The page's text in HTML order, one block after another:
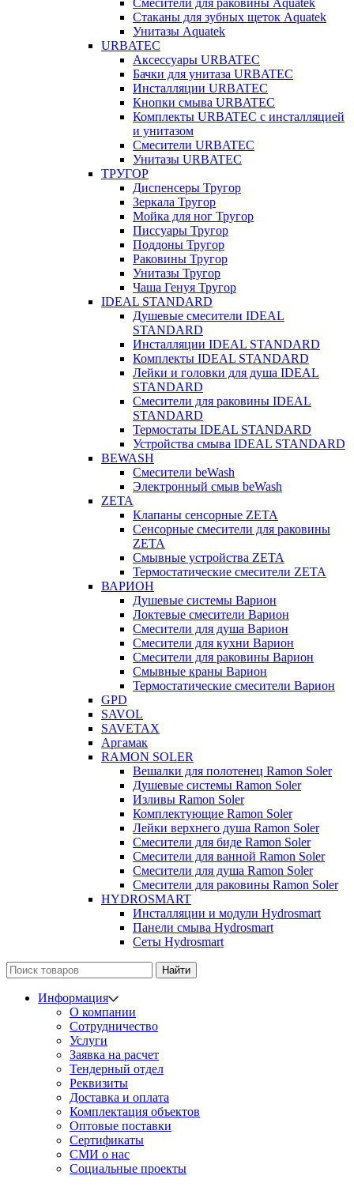
Смесители для раковины Aquatek
Стаканы для зубных щеток Aquatek
Унитазы Aquatek
URBATEC
Аксессуары URBATEC
Бачки для унитаза URBATEC
Инсталляции URBATEC
Кнопки смыва URBATEC
Комплекты URBATEC с инсталляцией
и унитазом
Смесители URBATEC
Унитазы URBATEC
ТРУГОР
Диспенсеры Тругор
Зеркала Тругор
Мойка для ног Тругор
Писсуары Тругор
Поддоны Тругор
Раковины Тругор
Унитазы Тругор
Чаша Генуя Тругор
IDEAL STANDARD
Душевые смесители IDEAL
STANDARD
Инсталляции IDEAL STANDARD
Комплекты IDEAL STANDARD
Лейки и головки для душа IDEAL
STANDARD
Смесители для раковины IDEAL
STANDARD
Термостаты IDEAL STANDARD
Устройства смыва IDEAL STANDARD
BEWASH
Смесители beWash
Электронный смыв beWash
ZETA
Клапаны сенсорные ZETA
Сенсорные смесители для раковины
ZETA
Смывные устройства ZETA
Термостатические смесители ZETA
ВАРИОН
Душевые системы Варион
Локтевые смесители Варион
Смесители для душа Варион
Смесители для кухни Варион
Смесители для раковины Варион
Смывные краны Варион
Термостатические смесители Варион
GPD
SAVOL
SAVETAX
Аргамак
RAMON SOLER
Вешалки для полотенец Ramon Soler
Душевые системы Ramon Soler
Изливы Ramon Soler
Комплектующие Ramon Soler
Лейки верхнего душа Ramon Soler
Смесители для биде Ramon Soler
Смесители для ванной Ramon Soler
Смесители для душа Ramon Soler
Смесители для раковины Ramon Soler
HYDROSMART
Инсталляции и модули Hydrosmart
Панели смыва Hydrosmart
Сеты Hydrosmart
Найти
Информация
О компании
Сотрудничество
Услуги
Заявка на расчет
Тендерный отдел
Реквизиты
Доставка и оплата
Комплектация объектов
Оптовые поставки
Сертификаты
СМИ о нас
Социальные проекты